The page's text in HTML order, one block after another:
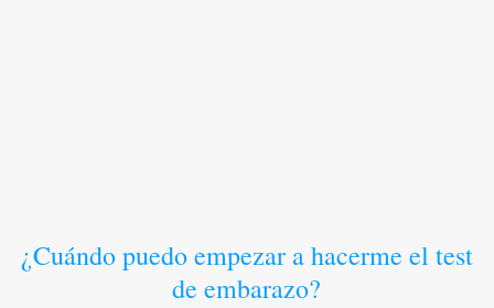
¿Cuándo puedo empezar a hacerme el test
de embarazo?